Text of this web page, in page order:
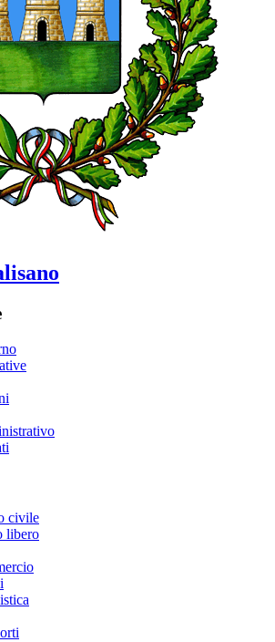
civile
libero